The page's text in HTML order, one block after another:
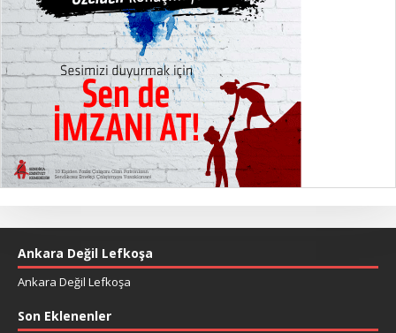
Ankara Değil Lefkoşa
Ankara Değil Lefkoşa
Son Eklenenler